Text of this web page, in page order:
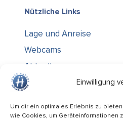
Einwilligung
Um dir ein optimales Erlebnis zu
wie Cookies, um Geräteinformationen
Nützliche Links
Lage und Anreise
Webcams
Aktuelles
Über uns
Kontakt / Öffnungszeiten
Alle Ämter